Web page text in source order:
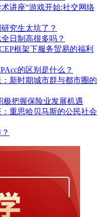
讲座“游戏开始:社交网络
究生太坑了？
日制高很多吗？
框架下服务贸易的福利
的区别是什么？
新时期城市群与都市圈的
极把握保险业发展机遇
重思哈贝马斯的公民社会